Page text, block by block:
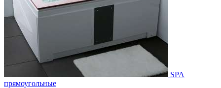
SPA
прямоугольные